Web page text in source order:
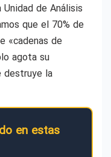
de Análisis
que el 70% de
«cadenas de
agota su
destruye la
en estas